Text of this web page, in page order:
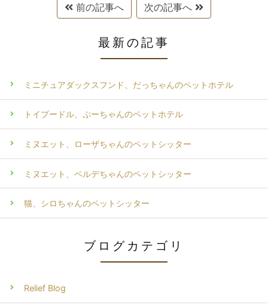
前の記事へ 次の記事へ
最新の記事
ミニチュアダックスフンド、だっちゃんのペットホテル
トイプードル、ぷーちゃんのペットホテル
ミヌエット、ローザちゃんのペットシッター
ミヌエット、ベルデちゃんのペットシッター
猫、シロちゃんのペットシッター
ブログカテゴリ
Relief Blog